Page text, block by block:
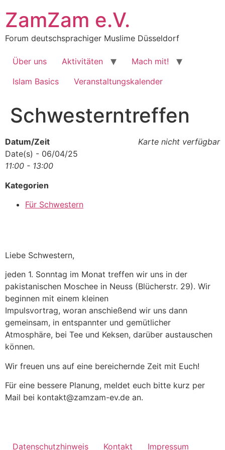
Inhalt
springen
ZamZam e.V.
Forum deutschsprachiger Muslime Düsseldorf
Über uns Aktivitäten
Mach mit!
Islam Basics
Veranstaltungskalender
Schwesterntreffen
Karte nicht verfügbar
Datum/Zeit
Date(s) - 06/04/25
11:00 - 13:00
Kategorien
Für Schwestern
Liebe Schwestern,
jeden 1. Sonntag im Monat treffen wir uns in der
pakistanischen Moschee in Neuss (Blücherstr. 29). Wir
beginnen mit einem kleinen
Impulsvortrag, woran anschießend wir uns dann
gemeinsam, in entspannter und gemütlicher
Atmosphäre, bei Tee und Keksen, darüber austauschen
können.
Wir freuen uns auf eine bereichernde Zeit mit Euch!
Für eine bessere Planung, meldet euch bitte kurz per
Mail bei kontakt@zamzam-ev.de an.
Datenschutzhinweis Kontakt Impressum